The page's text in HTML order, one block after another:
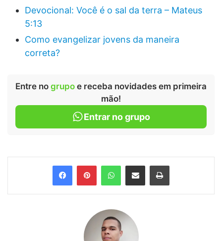
Devocional: Você é o sal da terra – Mateus
5:13
Como evangelizar jovens da maneira
correta?
Entre no grupo e receba novidades em primeira
mão!
Entrar no grupo
FacebookPinterestWhatsApp
Compartilhar via e-mail Imprimir